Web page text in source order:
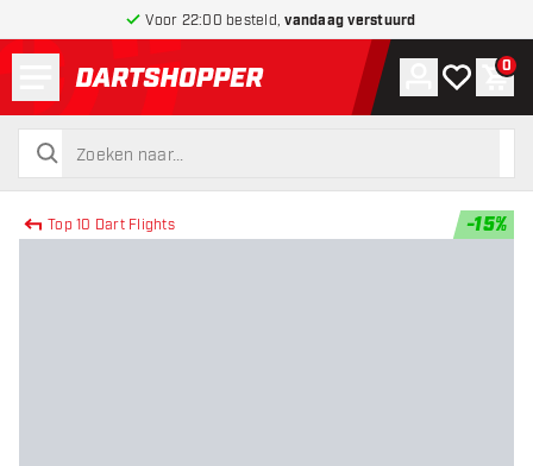
Voor 22:00 besteld,vandaag verstuurd
terug naar home pagina
zoeken
zoeken
Account
Mijn 0
Top 10 Dart Flights -15%